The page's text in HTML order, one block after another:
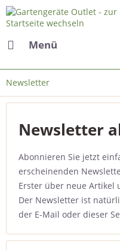
Menü
Newsletter
Newsletter
Abonnieren Sie jetzt
erscheinenden
Erster über neue Artikel
Der Newsletter ist
der E-Mail oder dieser